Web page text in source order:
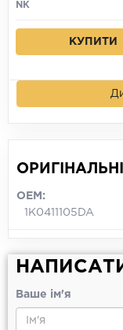
NK
КУПИТИ
OEM:
1K0411105DA
Ваше ім'я